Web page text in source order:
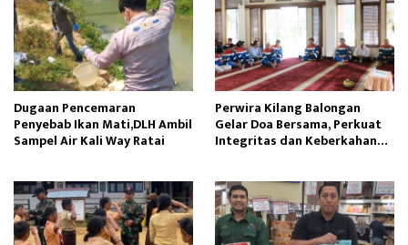
Dugaan Pencemaran
Penyebab Ikan Mati,DLH Ambil
Sampel Air Kali Way Ratai
Perwira Kilang Balongan
Gelar Doa Bersama, Perkuat
Integritas dan Keberkahan